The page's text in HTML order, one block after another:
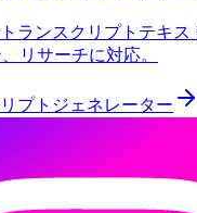
ランスクリプトテキス
リサーチに対応。
プトジェネレーター